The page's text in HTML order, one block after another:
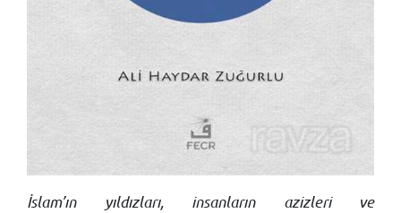
İslam’ın yıldızları, insanların azizleri ve